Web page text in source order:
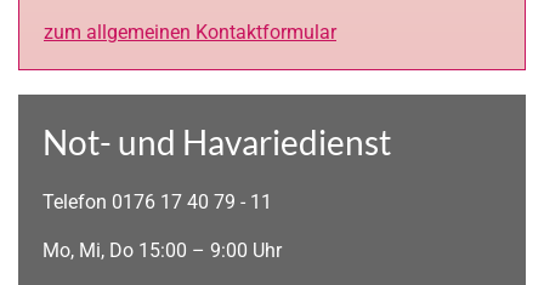
zum allgemeinen Kontaktformular
Not- und Havariedienst
Telefon 0176 17 40 79 - 11
Mo, Mi, Do 15:00 – 9:00 Uhr